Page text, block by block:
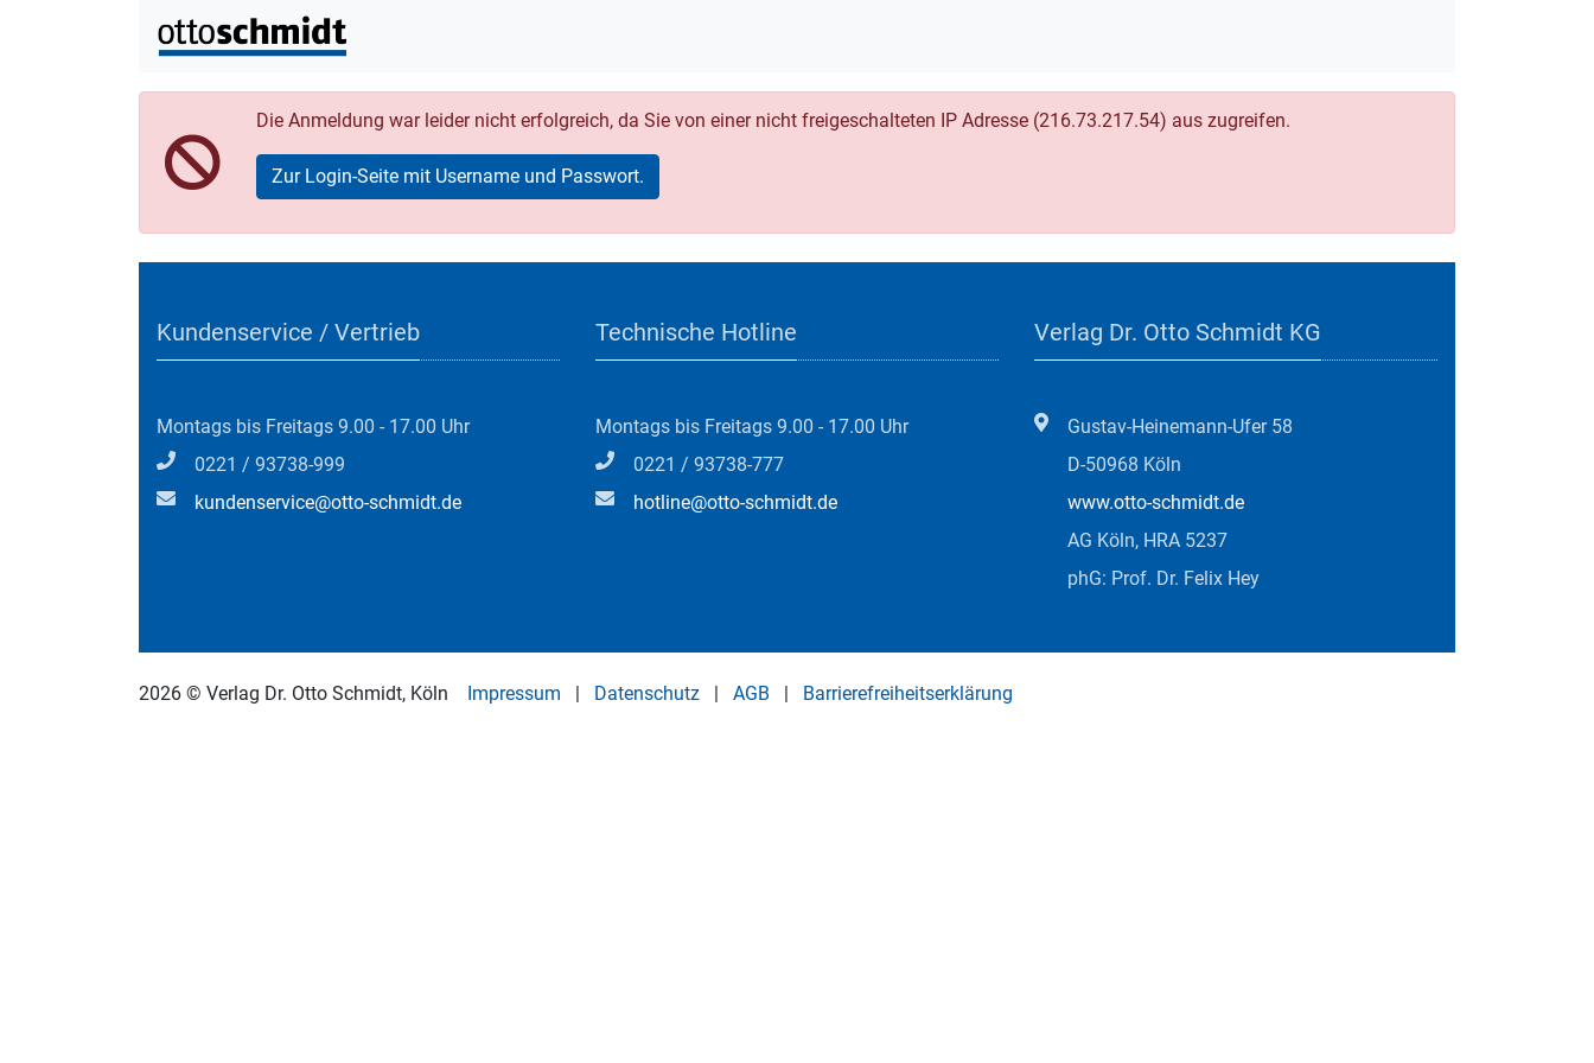
Die Anmeldung war leider nicht erfolgreich, da Sie von einer nicht freigeschalteten IP Adresse (216.73.217.54) aus zugreifen.
Zur Login-Seite mit Username und Passwort.
Kundenservice / Vertrieb
Montags bis Freitags 9.00 - 17.00 Uhr
0221 / 93738-999
kundenservice@otto-schmidt.de
Technische Hotline
Montags bis Freitags 9.00 - 17.00 Uhr
0221 / 93738-777
hotline@otto-schmidt.de
Verlag Dr. Otto Schmidt KG
Gustav-Heinemann-Ufer 58
D-50968 Köln
www.otto-schmidt.de
AG Köln, HRA 5237
phG: Prof. Dr. Felix Hey
2026 © Verlag Dr. Otto Schmidt, Köln Impressum | Datenschutz | AGB | Barrierefreiheitserklärung